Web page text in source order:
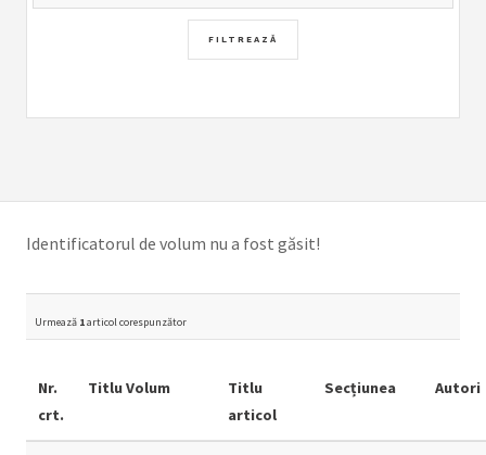
Identificatorul de volum nu a fost găsit!
Urmează 1articol corespunzător
Nr.
crt.
Titlu Volum
Titlu
articol
Secțiunea Autori